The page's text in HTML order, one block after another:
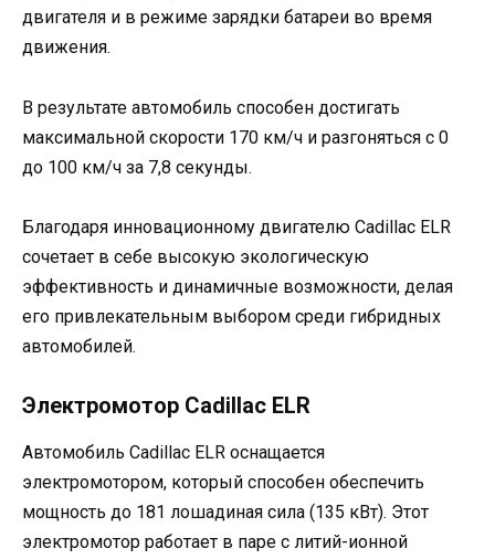
двигателя и в режиме зарядки батареи во время
движения.
В результате автомобиль способен достигать
максимальной скорости 170 км/ч и разгоняться с 0
до 100 км/ч за 7,8 секунды.
Благодаря инновационному двигателю Cadillac ELR
сочетает в себе высокую экологическую
эффективность и динамичные возможности, делая
его привлекательным выбором среди гибридных
автомобилей.
Электромотор Cadillac ELR
Автомобиль Cadillac ELR оснащается
электромотором, который способен обеспечить
мощность до 181 лошадиная сила (135 кВт). Этот
электромотор работает в паре с литий-ионной